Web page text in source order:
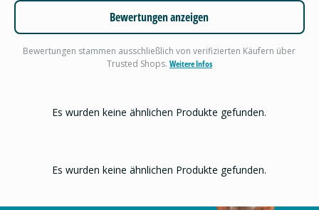
Bewertungen anzeigen
Bewertungen stammen ausschließlich von verifizierten Käufern über
Trusted Shops. Weitere Infos
Es wurden keine ähnlichen Produkte gefunden.
Es wurden keine ähnlichen Produkte gefunden.